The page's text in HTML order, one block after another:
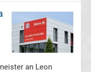
an Leon